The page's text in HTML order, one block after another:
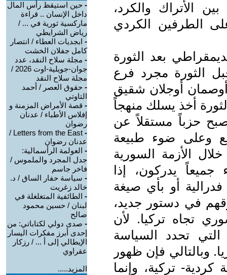
الأتراك والكرد،
الطرفين الكردي
بعد الثورة
الثورة مجرد فرع
أوجلان شقيق
أخذ يسلك منهجاً
حزباً مستقلاً عن
وعلى ضوء طبيعة
الأزمة السورية
يدركون، إذا
أو بأي صيغة
في دستور جديد،
تجاه تركيا. لأن
تحدد السياسة
وبالتالي فإن ظهور
تركية، وإنما
- حين استيقظ رأس المال
داخل الإنسان .. قراءة
ماركسية ثورية في ... /
رياض الشرايطي
- ابجديات العطاء / انتصار
كامل جفلان الخشت
- مجلة سلاح النقد، عدد
جوان-جويلية-اوت 2026 /
مجلة سلاح النقد
- حقوق العصر / أحمد
التاوتي
- قصة الأمراض المزمنة و
إفلاس الأطباء / عدنان
رضوان
-
Letters from the East /
عدنان رضوان
- العولمة الرأسمالية:
جدل المجرد والملموس /
فاخر جاسم
- سياسة حفار الساق / د.
خالد زغريت
- الطائفية المتغلغلة في
لبنان / حسين محمود
صالح
- صدى دولي لكتاباتي: من
إحدى أبرز مفكرات اليسار
الإيطالي إلى أ ... / رزكار
عقراوي
المزيد.....